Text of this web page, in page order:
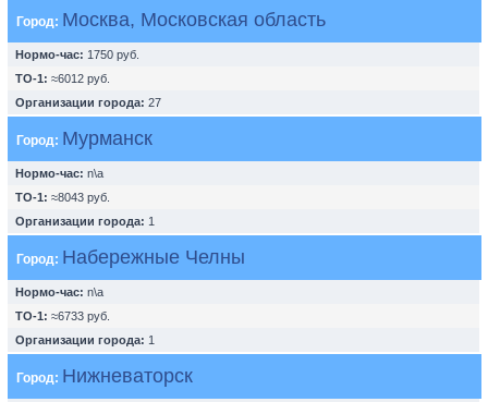
Город: Москва, Московская область
Нормо-час: 1750 руб.
ТО-1: ≈6012 руб.
Организации города: 27
Город: Мурманск
Нормо-час: n\a
ТО-1: ≈8043 руб.
Организации города: 1
Город: Набережные Челны
Нормо-час: n\a
ТО-1: ≈6733 руб.
Организации города: 1
Город: Нижневаторск